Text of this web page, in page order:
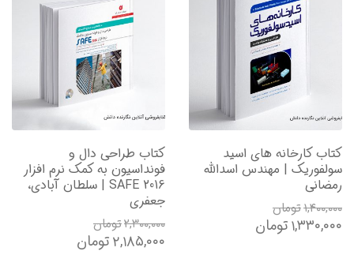
کتاب کارخانه های اسید
سولفوریک | مهندس اسدالله
رمضانی
۱,۴۰۰,۰۰۰تومان
۱,۳۳۰,۰۰۰تومان
کتاب طراحی دال و
فونداسیون به کمک نرم افزار
SAFE 2016 | سلطان آبادی،
جعفری
۲,۳۰۰,۰۰۰تومان
۲,۱۸۵,۰۰۰تومان